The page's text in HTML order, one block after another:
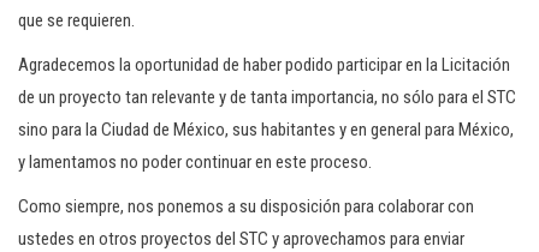
que se requieren.
Agradecemos la oportunidad de haber podido participar en la Licitación
de un proyecto tan relevante y de tanta importancia, no sólo para el STC
sino para la Ciudad de México, sus habitantes y en general para México,
y lamentamos no poder continuar en este proceso.
Como siempre, nos ponemos a su disposición para colaborar con
ustedes en otros proyectos del STC y aprovechamos para enviar